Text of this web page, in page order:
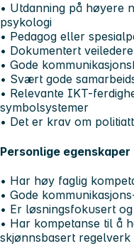
• Utdanning på høyere
psykologi
• Pedagog eller
• Dokumentert
• Gode
• Svært gode
• Relevante IKT-
symbolsystemer
• Det er krav om
Personlige egenskaper
• Har høy faglig
• Gode
• Er løsningsfokusert
• Har kompetanse til å
skjønnsbasert regelverk